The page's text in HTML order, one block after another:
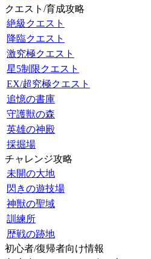
クエスト/育成攻略
絶級クエスト
降臨クエスト
激究極クエスト
星5制限クエスト
EX/超究極クエスト
追憶の書庫
守護獣の森
英雄の神殿
採掘場
チャレンジ攻略
未開の大地
閃きの遊技場
神獣の聖域
訓練所
歴戦の跡地
初心者/復帰者向け情報